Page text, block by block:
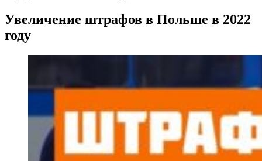
Увеличение штрафов в Польше в 2022
году